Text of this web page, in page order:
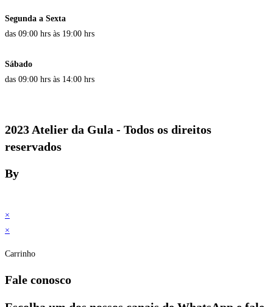
Segunda a Sexta
das 09:00 hrs às 19:00 hrs
Sábado
das 09:00 hrs às 14:00 hrs
2023 Atelier da Gula - Todos os direitos
reservados
By
×
×
Carrinho
Fale conosco